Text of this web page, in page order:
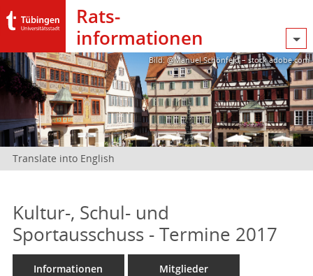
Rats­
informationen
Bild: @Manuel Schönfeld – stock.adobe.com
Translate into English
Kultur-, Schul- und
Sportausschuss - Termine 2017
Informationen Mitglieder